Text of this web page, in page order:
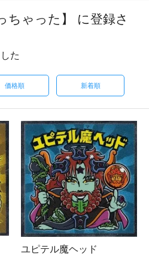
ちゃった】 に登録さ
た
価格順 新着順
ユピテル魔ヘッド